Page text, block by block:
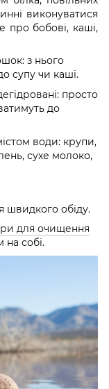
виконуватися
про бобові, каші,
з нього
супу чи каші.
просто
до
води: крупи,
сухе молоко,
швидкого обіду.
для очищення
на собі.